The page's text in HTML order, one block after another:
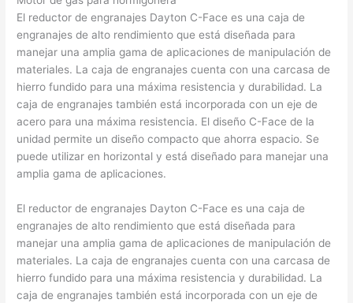
El reductor de engranajes Dayton C-Face es una caja de
engranajes de alto rendimiento que está diseñada para
manejar una amplia gama de aplicaciones de manipulación de
materiales. La caja de engranajes cuenta con una carcasa de
hierro fundido para una máxima resistencia y durabilidad. La
caja de engranajes también está incorporada con un eje de
acero para una máxima resistencia. El diseño C-Face de la
unidad permite un diseño compacto que ahorra espacio. Se
puede utilizar en horizontal y está diseñado para manejar una
amplia gama de aplicaciones.
El reductor de engranajes Dayton C-Face es una caja de
engranajes de alto rendimiento que está diseñada para
manejar una amplia gama de aplicaciones de manipulación de
materiales. La caja de engranajes cuenta con una carcasa de
hierro fundido para una máxima resistencia y durabilidad. La
caja de engranajes también está incorporada con un eje de